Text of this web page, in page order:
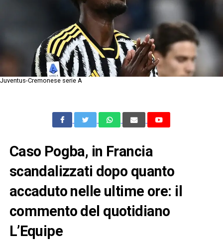
Juventus-Cremonese serie A
Caso Pogba, in Francia
scandalizzati dopo quanto
accaduto nelle ultime ore: il
commento del quotidiano
L’Equipe